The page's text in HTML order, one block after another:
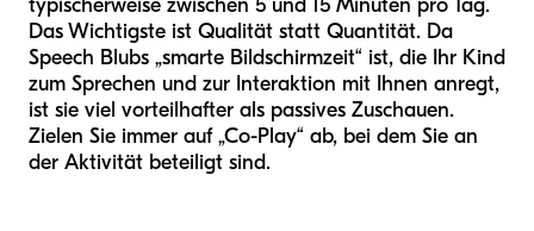
Das Wichtigste ist Qualität statt Quantität. Da
Speech Blubs „smarte Bildschirmzeit“ ist, die Ihr Kind
zum Sprechen und zur Interaktion mit Ihnen anregt,
ist sie viel vorteilhafter als passives Zuschauen.
Zielen Sie immer auf „Co-Play“ ab, bei dem Sie an
der Aktivität beteiligt sind.